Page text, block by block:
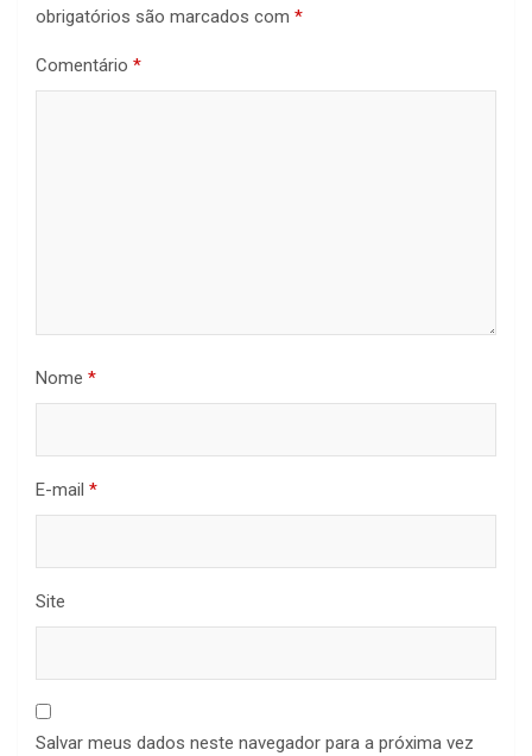
obrigatórios são marcados com *
Comentário *
Nome *
E-mail *
Site
Salvar meus dados neste navegador para a próxima vez